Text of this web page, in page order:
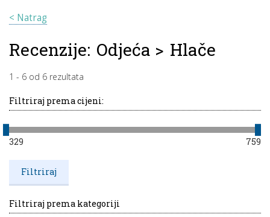
< Natrag
Recenzije: Odjeća > Hlače
1 - 6 od 6 rezultata
Filtriraj prema cijeni:
329 759
Filtriraj prema kategoriji